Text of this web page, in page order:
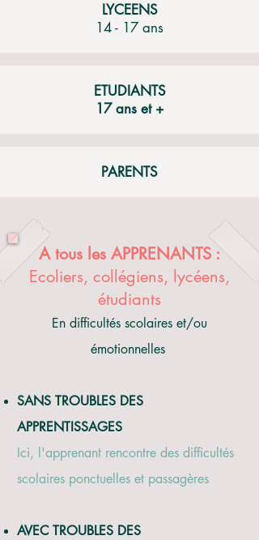
LYCEENS
14 - 17 ans
ETUDIANTS
17 ans et +
PARENTS
A tous les APPRENANTS :
Ecoliers, collégiens, lycéens,
étudiants
En difficultés scolaires et/ou
émotionnelles
SANS TROUBLES DES
APPRENTISSAGES
Ici, l'apprenant rencontre des difficultés
scolaires ponctuelles et passagères
AVEC TROUBLES DES